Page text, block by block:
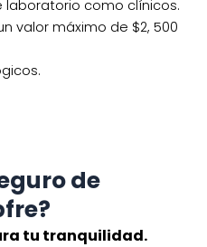
laboratorio como clínicos.
valor máximo de $2, 500
de
tu tranquilidad.